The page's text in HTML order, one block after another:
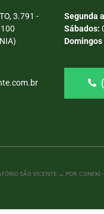
3.791 -
Segunda
Sábados:
Domingos
SÃO VICENTE → POR: CONEKI